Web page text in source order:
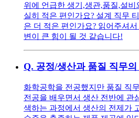
위에 언급한 생기,생관,품질,설
실히 적은 편인가요? 설계 직무
은 더 적은 편인가요? 읽어주셔
변이 큰 힘이 될 것 같습니다!
Q. 공정/생산과 품질 직무의
화학공학을 전공했지만 품질 직
전공을 배우면서 생산 전반에 관
색하는 과정에서 생산의 전제가